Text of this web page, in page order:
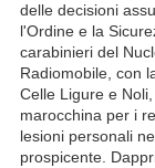
delle decisioni
l'Ordine e la
carabinieri del
Radiomobile, con
Celle Ligure e
marocchina per i
lesioni personali
prospicente.